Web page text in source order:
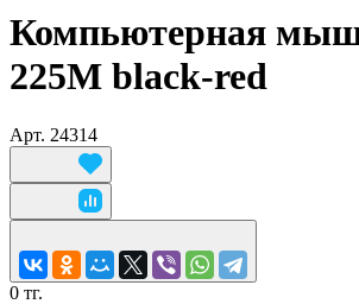
Компьютерная
225М black-red
Арт. 24314
0 тг.